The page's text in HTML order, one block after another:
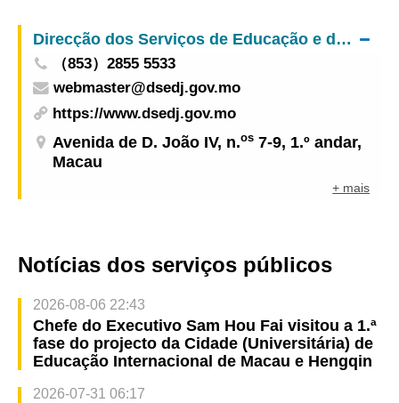
Direcção dos Serviços de Educação e de Desenvolvimento da Juventude
（853）2855 5533
webmaster@dsedj.gov.mo
https://www.dsedj.gov.mo
Avenida de D. João IV, n.os 7-9, 1.º andar,
Macau
+ mais
Notícias dos serviços públicos
2026-08-06 22:43
Chefe do Executivo Sam Hou Fai visitou a 1.ª
fase do projecto da Cidade (Universitária) de
Educação Internacional de Macau e Hengqin
2026-07-31 06:17